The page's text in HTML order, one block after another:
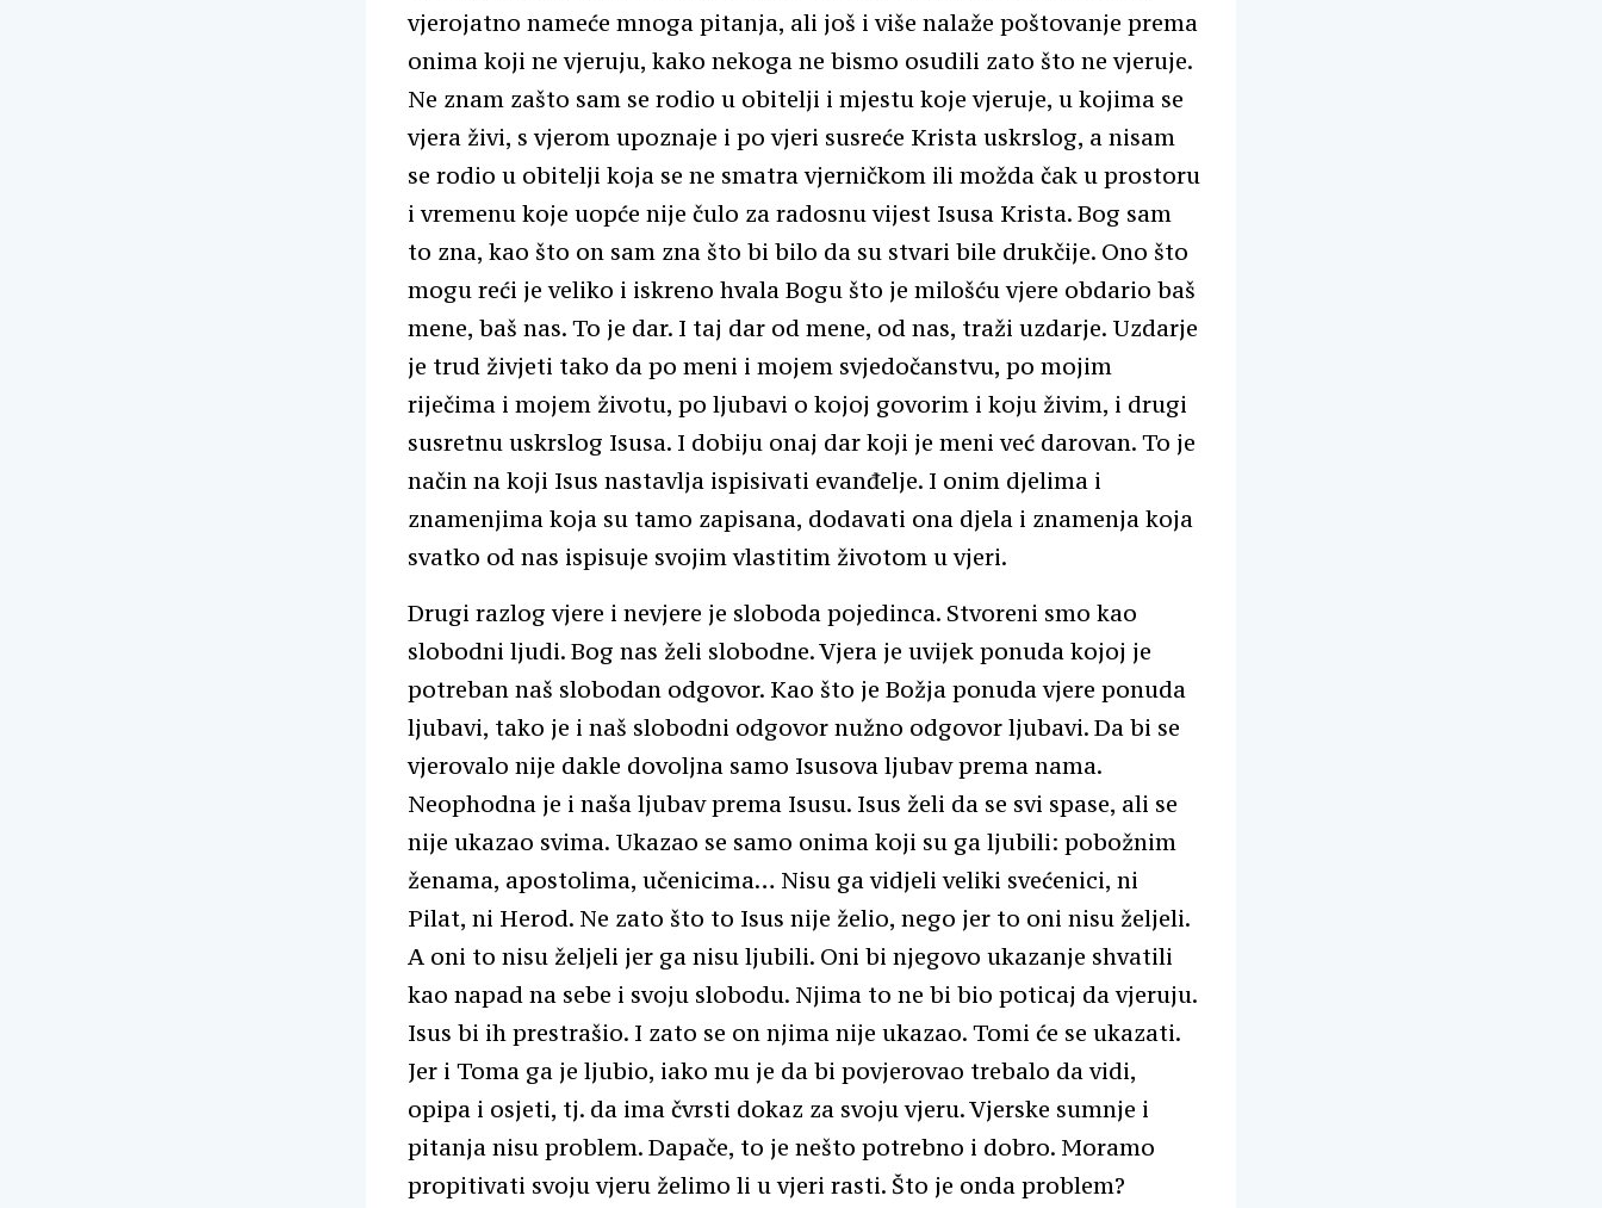
vjerojatno nameće mnoga pitanja, ali još i više nalaže poštovanje prema
onima koji ne vjeruju, kako nekoga ne bismo osudili zato što ne vjeruje.
Ne znam zašto sam se rodio u obitelji i mjestu koje vjeruje, u kojima se
vjera živi, s vjerom upoznaje i po vjeri susreće Krista uskrslog, a nisam
se rodio u obitelji koja se ne smatra vjerničkom ili možda čak u prostoru
i vremenu koje uopće nije čulo za radosnu vijest Isusa Krista. Bog sam
to zna, kao što on sam zna što bi bilo da su stvari bile drukčije. Ono što
mogu reći je veliko i iskreno hvala Bogu što je milošću vjere obdario baš
mene, baš nas. To je dar. I taj dar od mene, od nas, traži uzdarje. Uzdarje
je trud živjeti tako da po meni i mojem svjedočanstvu, po mojim
riječima i mojem životu, po ljubavi o kojoj govorim i koju živim, i drugi
susretnu uskrslog Isusa. I dobiju onaj dar koji je meni već darovan. To je
način na koji Isus nastavlja ispisivati evanđelje. I onim djelima i
znamenjima koja su tamo zapisana, dodavati ona djela i znamenja koja
svatko od nas ispisuje svojim vlastitim životom u vjeri.
Drugi razlog vjere i nevjere je sloboda pojedinca. Stvoreni smo kao
slobodni ljudi. Bog nas želi slobodne. Vjera je uvijek ponuda kojoj je
potreban naš slobodan odgovor. Kao što je Božja ponuda vjere ponuda
ljubavi, tako je i naš slobodni odgovor nužno odgovor ljubavi. Da bi se
vjerovalo nije dakle dovoljna samo Isusova ljubav prema nama.
Neophodna je i naša ljubav prema Isusu. Isus želi da se svi spase, ali se
nije ukazao svima. Ukazao se samo onima koji su ga ljubili: pobožnim
ženama, apostolima, učenicima… Nisu ga vidjeli veliki svećenici, ni
Pilat, ni Herod. Ne zato što to Isus nije želio, nego jer to oni nisu željeli.
A oni to nisu željeli jer ga nisu ljubili. Oni bi njegovo ukazanje shvatili
kao napad na sebe i svoju slobodu. Njima to ne bi bio poticaj da vjeruju.
Isus bi ih prestrašio. I zato se on njima nije ukazao. Tomi će se ukazati.
Jer i Toma ga je ljubio, iako mu je da bi povjerovao trebalo da vidi,
opipa i osjeti, tj. da ima čvrsti dokaz za svoju vjeru. Vjerske sumnje i
pitanja nisu problem. Dapače, to je nešto potrebno i dobro. Moramo
propitivati svoju vjeru želimo li u vjeri rasti. Što je onda problem?